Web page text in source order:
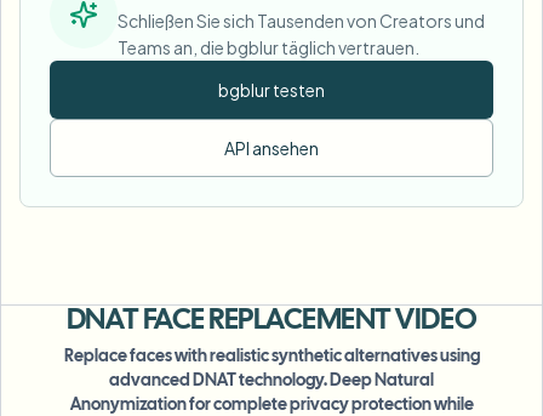
Schließen Sie sich Tausenden von Creators und
Teams an, die bgblur täglich vertrauen.
bgblur testen
API ansehen
DNAT FACE REPLACEMENT VIDEO
Replace faces with realistic synthetic alternatives using
advanced DNAT technology. Deep Natural
Anonymization for complete privacy protection while